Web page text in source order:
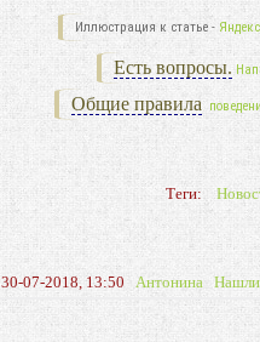
Иллюстрация к статье -
Есть вопросы.
Общие правила
Теги:
30-07-2018, 13:50 Антонина